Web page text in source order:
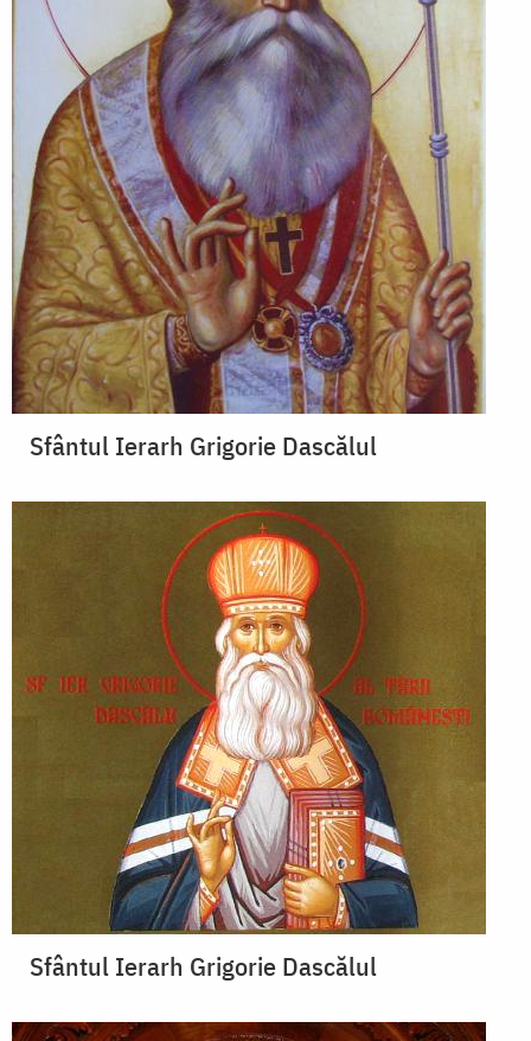
Sfântul Ierarh Grigorie Dascălul
Sfântul Ierarh Grigorie Dascălul